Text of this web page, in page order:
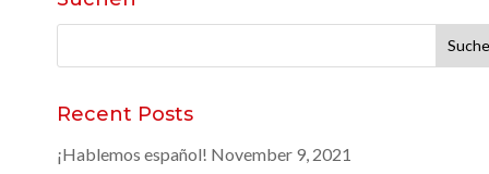
nach:
Recent Posts
¡Hablemos español! November 9, 2021